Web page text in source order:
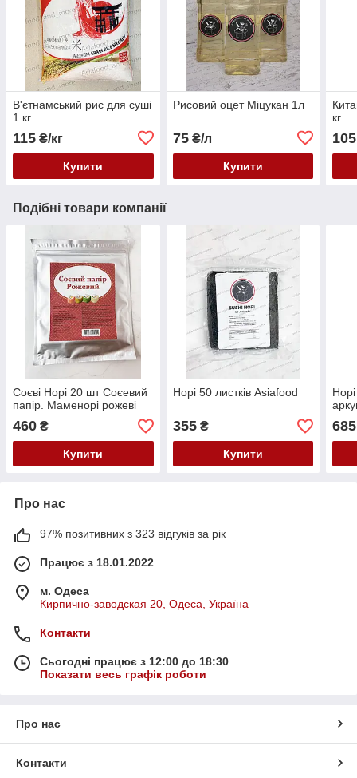
В'єтнамський рис для суші
1 кг
115 ₴/кг
Купити
Рисовий оцет Міцукан 1л
75₴/л
Купити
кг
105
Подібні товари компанії
Соєві Норі 20 шт Соєевий
папір. Маменорі рожеві
460 ₴
Купити
Норі 50 листків Asiafood
355₴
Купити
685
Про нас
97% позитивних з 323 відгуків за рік
Працює з 18.01.2022
м. Одеса
Кирпично-заводская 20, Одеса, Україна
Контакти
Сьогодні працює з 12:00 до 18:30
Показати весь графік роботи
Про нас
Контакти